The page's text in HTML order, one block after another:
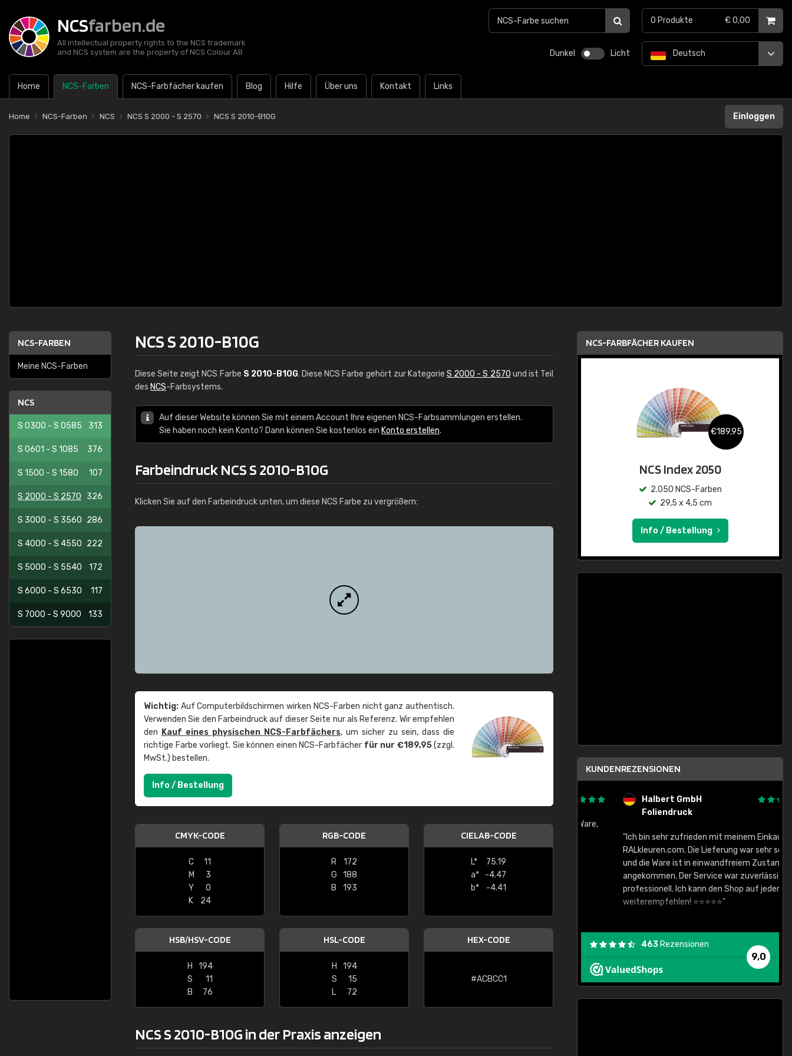
NCSfarben.de
All intellectual property rights to the NCS trademark
and NCS system are the property of NCS Colour AB
Dunkel Licht
Home NCS-Farben NCS-Farbfächer kaufen Blog Hilfe Über uns Kontakt Links
Deutsch
0 Produkte € 0,00
Home NCS-Farben NCS NCS S 2000 - S 2570 NCS S 2010-B10G Einloggen
NCS-FARBEN
Meine NCS-Farben
NCS
S 0300 - S 0585 313
S 0601 - S 1085 376
S 1500 - S 1580 107
S 2000 - S 2570 326
S 3000 - S 3560 286
S 4000 - S 4550 222
S 5000 - S 5540 172
S 6000 - S 6530 117
S 7000 - S 9000 133
NCS S 2010-B10G
Diese Seite zeigt NCS Farbe S 2010-B10G. Diese NCS Farbe gehört zur Kategorie S 2000 - S 2570 und ist Teil
des NCS-Farbsystems.
Auf dieser Website können Sie mit einem Account Ihre eigenen NCS-Farbsammlungen erstellen.
Sie haben noch kein Konto? Dann können Sie kostenlos ein Konto erstellen.
Farbeindruck NCS S 2010-B10G
Klicken Sie auf den Farbeindruck unten, um diese NCS Farbe zu vergrößern:
Wichtig: Auf Computerbildschirmen wirken NCS-Farben nicht ganz authentisch.
Verwenden Sie den Farbeindruck auf dieser Seite nur als Referenz. Wir empfehlen
den Kauf eines physischen NCS-Farbfächers, um sicher zu sein, dass die
richtige Farbe vorliegt. Sie können einen NCS-Farbfächer für nur €189,95(zzgl.
MwSt.) bestellen.
Info / Bestellung
CMYK-CODE
C
11
M
3
Y
0
K
24
RGB-CODE
R
172
G
188
B
193
CIELAB-CODE
L*
75.19
a*
-4.47
b*
-4.41
HSB/HSV-CODE
H
194
S
11
B
76
HSL-CODE
H
194
S
15
L
72
HEX-CODE
#ACBCC1
NCS S 2010-B10G in der Praxis anzeigen
NCS-FARBFÄCHER KAUFEN
€189,95
NCS Index 2050
2.050 NCS-Farben
29,5 x 4,5 cm
Info / Bestellung
KUNDENREZENSIONEN
"Alles so, wie man es sich wünscht, gute Ware,
schnelle Lieferung."
Halbert GmbH
Foliendruck
"Ich bin sehr zufrieden mit meinem Einkauf bei
RALkleuren.com. Die Lieferung war sehr schnell
und die Ware ist in einwandfreiem Zustand
angekommen. Der Service war zuverlässig und
professionell. Ich kann den Shop auf jeden Fall
weiterempfehlen! ⭐⭐⭐⭐⭐"
9,0
463 Rezensionen